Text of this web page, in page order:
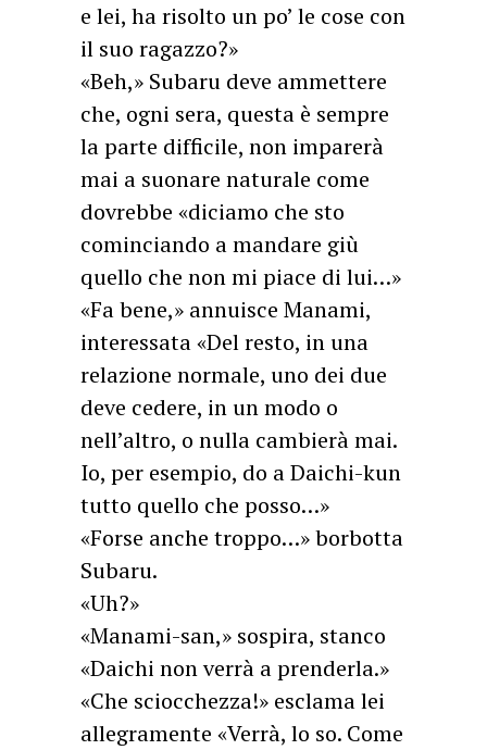
e lei, ha risolto un po’ le cose con
il suo ragazzo?»
«Beh,» Subaru deve ammettere
che, ogni sera, questa è sempre
la parte difficile, non imparerà
mai a suonare naturale come
dovrebbe «diciamo che sto
cominciando a mandare giù
quello che non mi piace di lui…»
«Fa bene,» annuisce Manami,
interessata «Del resto, in una
relazione normale, uno dei due
deve cedere, in un modo o
nell’altro, o nulla cambierà mai.
Io, per esempio, do a Daichi-kun
tutto quello che posso…»
«Forse anche troppo…» borbotta
Subaru.
«Uh?»
«Manami-san,» sospira, stanco
«Daichi non verrà a prenderla.»
«Che sciocchezza!» esclama lei
allegramente «Verrà, lo so. Come